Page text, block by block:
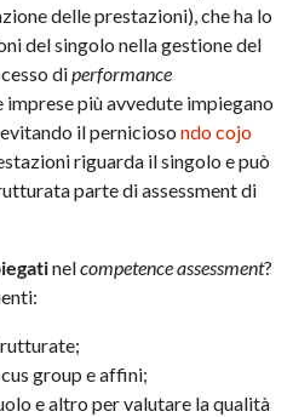
delle prestazioni), che ha lo
del singolo nella gestione del
diperformance
imprese più avvedute impiegano
il perniciosondo cojo
riguarda il singolo e può
parte di assessment di
nelcompetence assessment?
group e affini;
e altro per valutare la qualità